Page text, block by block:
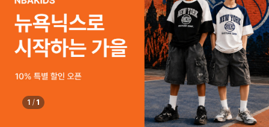
DETAILS 구매하기
사업자등록번호 : 116-81-32499
통신판매업신고번호 : 제 2024-서울강남-04239
호스팅 서비스 : 스타일이십사㈜
고객센터 1544-5336(평일 09:00~ 18:00 토/일/공휴일 휴무)
스타일24 고객센터 1544-5336
평일 09:00~ 18:00 (토/일/공휴일 휴무)
help Email : help@style24.com
COPYRIGHTⓒ2021 STYLE24 ALL RIGHTS RESERVED.
1 / 1